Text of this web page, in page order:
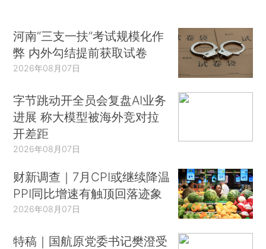
河南“三支一扶”考试规模化作
弊 内外勾结提前获取试卷
2026年08月07日
字节跳动开全员会复盘AI业务
进展 称大模型被海外竞对拉
开差距
2026年08月07日
财新调查｜7月CPI或继续降温
PPI同比增速有触顶回落迹象
2026年08月07日
特稿｜国航原党委书记樊澄受